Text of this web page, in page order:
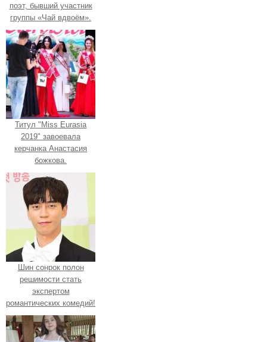
поэт, бывший участник
группы «Чай вдвоём».
Титул "Miss Eurasia
2019" завоевала
керчанка Анастасия
божкова.
Шин сонрок полон
решимости стать
экспертом
романтических комедий!